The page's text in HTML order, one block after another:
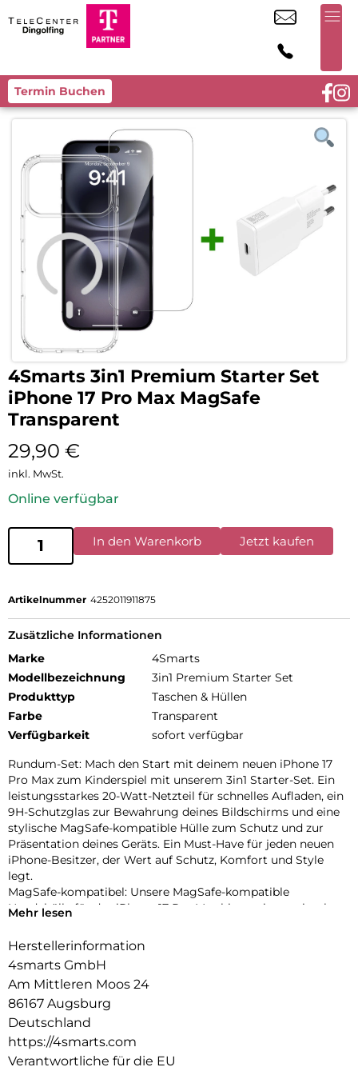
Termin Buchen
4Smarts 3in1 Premium Starter Set
iPhone 17 Pro Max MagSafe
Transparent
29,90 €
inkl. MwSt.
Online verfügbar
In den Warenkorb Jetzt kaufen
Artikelnummer 4252011911875
Zusätzliche Informationen
Marke
4Smarts
Modellbezeichnung
3in1 Premium Starter Set
Produkttyp
Taschen & Hüllen
Farbe
Transparent
Verfügbarkeit
sofort verfügbar
Rundum-Set: Mach den Start mit deinem neuen iPhone 17
Pro Max zum Kinderspiel mit unserem 3in1 Starter-Set. Ein
leistungsstarkes 20-Watt-Netzteil für schnelles Aufladen, ein
9H-Schutzglas zur Bewahrung deines Bildschirms und eine
stylische MagSafe-kompatible Hülle zum Schutz und zur
Präsentation deines Geräts. Ein Must-Have für jeden neuen
iPhone-Besitzer, der Wert auf Schutz, Komfort und Style
legt.
MagSafe-kompatibel: Unsere MagSafe-kompatible
Handyhülle für das iPhone 17 Pro Max bietet eine optimale
das Smartphone anpassen. Dies ermöglicht eine mühelose
Effizientes Aufladen: Mit dem PDPlug Slim 20W GaN
Netzladegerät kannst du dein neues iPhone 17 Pro Max
schnell und effizient aufladen. Dank des USB-C Ports mit
Power Delivery 3.0 bist du mit bis zu 20 Watt Ladeleistung
bestens versorgt.
Vollständiger Schutz: Erlebe den ultimativen Rundumschutz
mit unserer Kombination aus 9H-Schutzglas und MagSafe-
Mehr lesen
Herstellerinformation
4smarts GmbH
Am Mittleren Moos 24
86167 Augsburg
Deutschland
https://4smarts.com
Verantwortliche für die EU